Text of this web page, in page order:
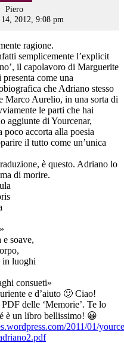
Pierosays:
2012, 9:08 pm
ragione.
semplicemente l’explicit
il capolavoro di Marguerite
come una
che Adriano stesso
Marco Aurelio, in una sorta di
le parti che hai
aggiunte di Yourcenar,
accorta alla poesia
il tutto come un’unica
è questo. Adriano lo
di morire.
e soave,
in luoghi
consueti»
e d’aiuto 🙂 Ciao!
delle ‘Memorie’. Te lo
è un libro bellissimo! 😀
2011/01/